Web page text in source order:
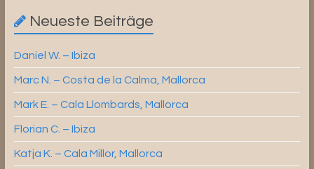
Neueste Beiträge
Daniel W. – Ibiza
Marc N. – Costa de la Calma, Mallorca
Mark E. – Cala Llombards, Mallorca
Florian C. – Ibiza
Katja K. – Cala Millor, Mallorca